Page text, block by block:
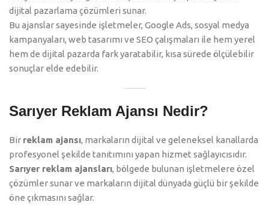
dijital pazarlama çözümleri sunar.
Bu ajanslar sayesinde işletmeler, Google Ads, sosyal medya
kampanyaları, web tasarımı ve SEO çalışmaları ile hem yerel
hem de dijital pazarda fark yaratabilir, kısa sürede ölçülebilir
sonuçlar elde edebilir.
Sarıyer Reklam Ajansı Nedir?
Bir reklam ajansı, markaların dijital ve geleneksel kanallarda
profesyonel şekilde tanıtımını yapan hizmet sağlayıcısıdır.
Sarıyer reklam ajansları, bölgede bulunan işletmelere özel
çözümler sunar ve markaların dijital dünyada güçlü bir şekilde
öne çıkmasını sağlar.